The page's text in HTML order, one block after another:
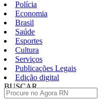
Polícia
Economia
Brasil
Saúde
Esportes
Cultura
Serviços
Publicações Legais
Edição digital
BUSCAR